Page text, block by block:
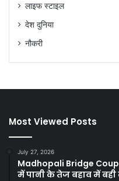
लाइफ स्टाइल
देश दुनिया
नौकरी
Most Viewed Posts
July 27, 2026
Madhopali Bridge
में पानी के तेज बहाव में बही